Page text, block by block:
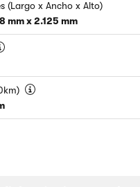
(Largo x Ancho x Alto)
mm x 2.125 mm